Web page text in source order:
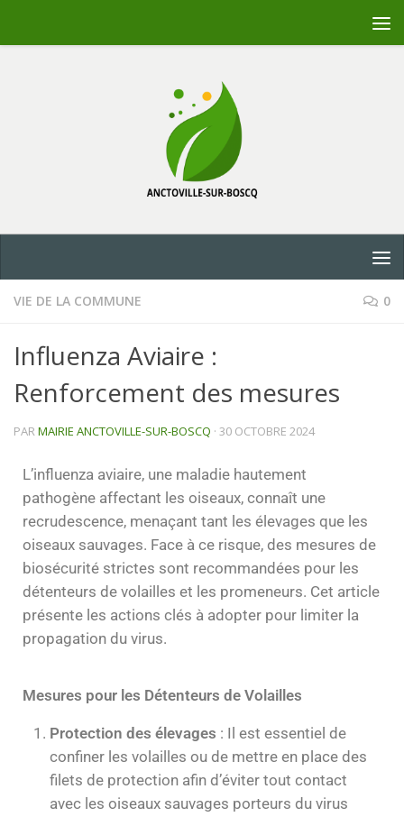
VIE DE LA COMMUNE 0
Influenza Aviaire :
Renforcement des mesures
PARMAIRIE ANCTOVILLE-SUR-BOSCQ · 30 OCTOBRE 2024
L’influenza aviaire, une maladie hautement
pathogène affectant les oiseaux, connaît une
recrudescence, menaçant tant les élevages que les
oiseaux sauvages. Face à ce risque, des mesures de
biosécurité strictes sont recommandées pour les
détenteurs de volailles et les promeneurs. Cet article
présente les actions clés à adopter pour limiter la
propagation du virus.
Mesures pour les Détenteurs de Volailles
Protection des élevages : Il est essentiel de
confiner les volailles ou de mettre en place des
filets de protection afin d’éviter tout contact
avec les oiseaux sauvages porteurs du virus​